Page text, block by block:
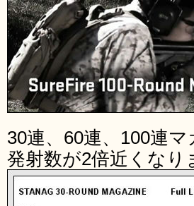
30連、60連、100連
発射数が2倍近くなり